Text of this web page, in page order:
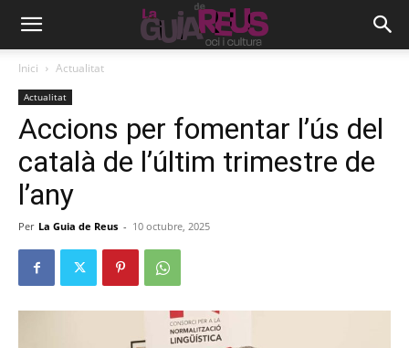
Inici Actualitat
Actualitat
Accions per fomentar l’ús del
català de l’últim trimestre de
l’any
Per La Guia de Reus - 10 octubre, 2025